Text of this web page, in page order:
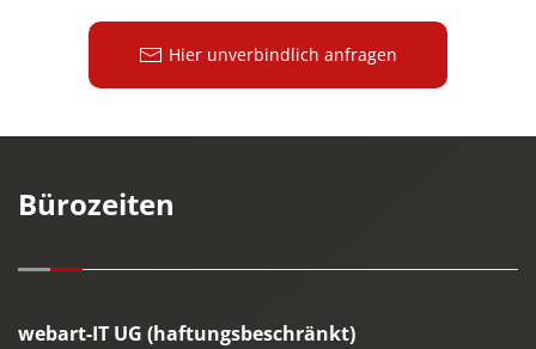
Hier unverbindlich anfragen
Bürozeiten
webart-IT UG (haftungsbeschränkt)